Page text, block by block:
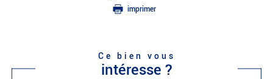
imprimer
Ce bien vous
intéresse ?